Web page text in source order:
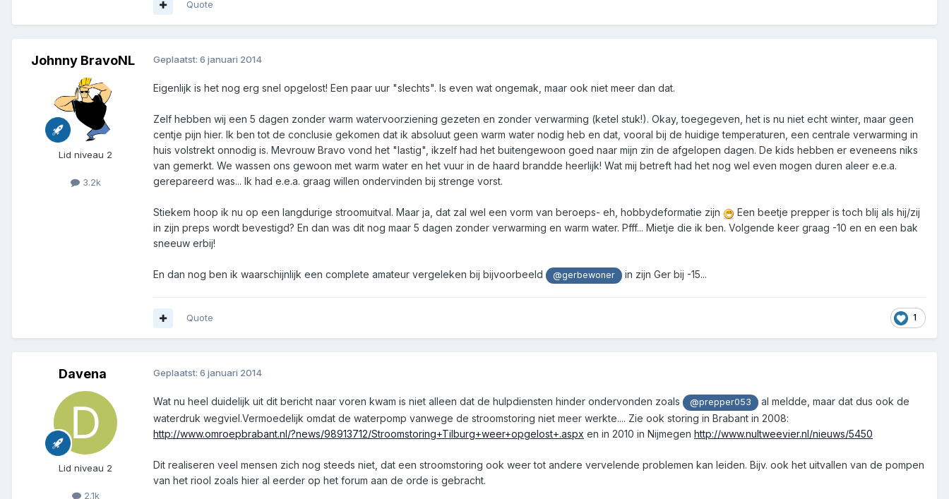
Quote
Johnny BravoNL
Lid niveau 2
3.2k
Geplaatst: 6 januari 2014
Eigenlijk is het nog erg snel opgelost! Een paar uur "slechts". Is even wat ongemak, maar ook niet meer dan dat.
Zelf hebben wij een 5 dagen zonder warm watervoorziening gezeten en zonder verwarming (ketel stuk!). Okay, toegegeven, het is nu niet echt winter, maar geen
centje pijn hier. Ik ben tot de conclusie gekomen dat ik absoluut geen warm water nodig heb en dat, vooral bij de huidige temperaturen, een centrale verwarming in
huis volstrekt onnodig is. Mevrouw Bravo vond het "lastig", ikzelf had het buitengewoon goed naar mijn zin de afgelopen dagen. De kids hebben er eveneens niks
van gemerkt. We wassen ons gewoon met warm water en het vuur in de haard brandde heerlijk! Wat mij betreft had het nog wel even mogen duren aleer e.e.a.
gerepareerd was... Ik had e.e.a. graag willen ondervinden bij strenge vorst.
Stiekem hoop ik nu op een langdurige stroomuitval. Maar ja, dat zal wel een vorm van beroeps- eh, hobbydeformatie zijn
Een beetje prepper is toch blij als hij/zij
in zijn preps wordt bevestigd? En dan was dit nog maar 5 dagen zonder verwarming en warm water. Pfff... Mietje die ik ben. Volgende keer graag -10 en en een bak
sneeuw erbij!
En dan nog ben ik waarschijnlijk een complete amateur vergeleken bij bijvoorbeeld @gerbewoner in zijn Ger bij -15...
1
Quote
Davena
Lid niveau 2
2.1k
Geplaatst: 6 januari 2014
Wat nu heel duidelijk uit dit bericht naar voren kwam is niet alleen dat de hulpdiensten hinder ondervonden zoals @prepper053
al meldde, maar dat dus ook de
waterdruk wegviel.Vermoedelijk omdat de waterpomp vanwege de stroomstoring niet meer werkte.... Zie ook storing in Brabant in 2008:
http://www.omroepbrabant.nl/?news/98913712/Stroomstoring+Tilburg+weer+opgelost+.aspx en in 2010 in Nijmegen http://www.nultweevier.nl/nieuws/5450
Dit realiseren veel mensen zich nog steeds niet, dat een stroomstoring ook weer tot andere vervelende problemen kan leiden. Bijv. ook het uitvallen van de pompen
van het riool zoals hier al eerder op het forum aan de orde is gebracht.